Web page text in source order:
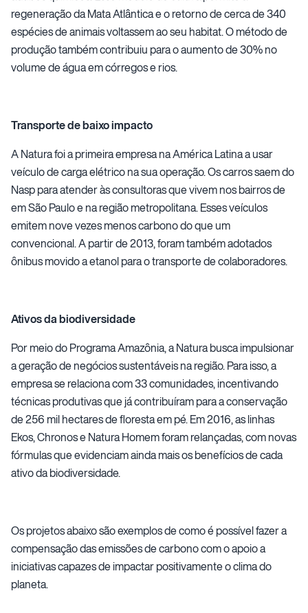
regeneração da Mata Atlântica e o retorno de cerca de 340
espécies de animais voltassem ao seu habitat. O método de
produção também contribuiu para o aumento de 30% no
volume de água em córregos e rios.
Transporte de baixo impacto
A Natura foi a primeira empresa na América Latina a usar
veículo de carga elétrico na sua operação. Os carros saem do
Nasp para atender às consultoras que vivem nos bairros de
em São Paulo e na região metropolitana. Esses veículos
emitem nove vezes menos carbono do que um
convencional. A partir de 2013, foram também adotados
ônibus movido a etanol para o transporte de colaboradores.
Ativos da biodiversidade
Por meio do Programa Amazônia, a Natura busca impulsionar
a geração de negócios sustentáveis na região. Para isso, a
empresa se relaciona com 33 comunidades, incentivando
técnicas produtivas que já contribuíram para a conservação
de 256 mil hectares de floresta em pé. Em 2016, as linhas
Ekos, Chronos e Natura Homem foram relançadas, com novas
fórmulas que evidenciam ainda mais os benefícios de cada
ativo da biodiversidade.
Os projetos abaixo são exemplos de como é possível fazer a
compensação das emissões de carbono com o apoio a
iniciativas capazes de impactar positivamente o clima do
planeta.